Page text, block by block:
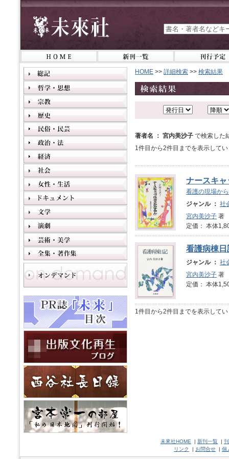
HOME >> 詳細検索 >> 検索結果
著者名 ： 宮内美沙子 で検索した
1件目から2件目までを表示して
ナースキ
看護の現場から
ジャンル ： 社
宮内美沙子 著
定価： 本体
看護病棟日
ジャンル ： 社
宮内美沙子 著
定価： 本体
1件目から2件目までを表示して
未來社HOME | 新刊一覧 |
リンク
| お問合せ | 個